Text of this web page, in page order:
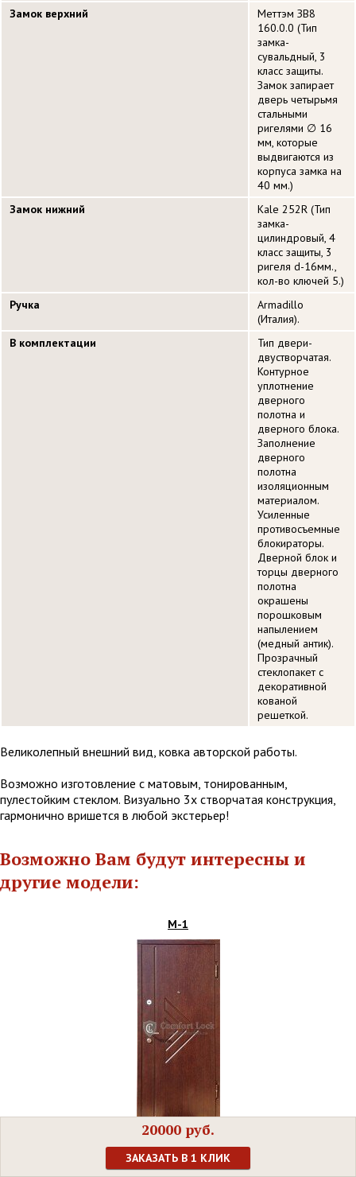
Замок верхний
Меттэм ЗВ8
160.0.0 (Тип
замка-
сувальдный, 3
класс защиты.
Замок запирает
дверь четырьмя
стальными
ригелями ∅ 16
мм, которые
выдвигаются из
корпуса замка на
40 мм.)
Замок нижний
Kale 252R (Тип
замка-
цилиндровый, 4
класс защиты, 3
ригеля d-16мм.,
кол-во ключей 5.)
Ручка
Armadillo
(Италия).
В комплектации
Тип двери-
двустворчатая.
Контурное
уплотнение
дверного
полотна и
дверного блока.
Заполнение
дверного
полотна
изоляционным
материалом.
Усиленные
противосъемные
блокираторы.
Дверной блок и
торцы дверного
полотна
окрашены
порошковым
напылением
(медный антик).
Прозрачный
стеклопакет с
декоративной
кованой
решеткой.
Великолепный внешний вид, ковка авторской работы.
Возможно изготовление с матовым, тонированным,
пулестойким стеклом. Визуально 3х створчатая конструкция,
гармонично вришется в любой экстерьер!
Возможно Вам будут интересны и
другие модели:
М-1
20000 руб.
ЗАКАЗАТЬ В 1 КЛИК